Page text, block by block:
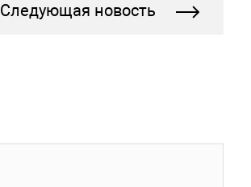
Следующая новость